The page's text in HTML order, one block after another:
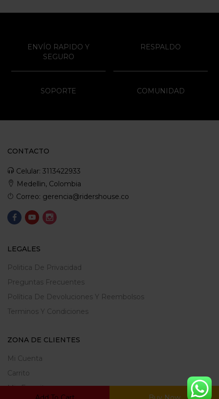
ENVÍO RAPIDO Y
SEGURO
RESPALDO
SOPORTE COMUNIDAD
CONTACTO
Celular: 3113422933
Medellin, Colombia
Correo: gerencia@ridershouse.co
LEGALES
Politica De Privacidad
Preguntas Frecuentes
Política De Devoluciones Y Reembolsos
Terminos Y Condiciones
ZONA DE CLIENTES
Mi Cuenta
Carrito
Mis Favoritos